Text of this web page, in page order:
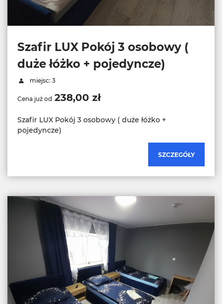
Szafir LUX Pokój 3 osobowy (
duże łóżko + pojedyncze)
miejsc: 3
Cena już od 238,00 zł
Szafir LUX Pokój 3 osobowy ( duże łóżko +
pojedyncze)
SZCZEGÓŁY